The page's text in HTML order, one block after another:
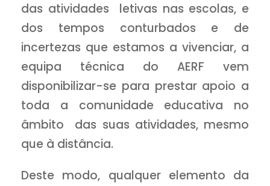
das atividades letivas nas escolas, e
dos tempos conturbados e de
incertezas que estamos a vivenciar, a
equipa técnica do AERF vem
disponibilizar-se para prestar apoio a
toda a comunidade educativa no
âmbito das suas atividades, mesmo
que à distância.
Deste modo, qualquer elemento da